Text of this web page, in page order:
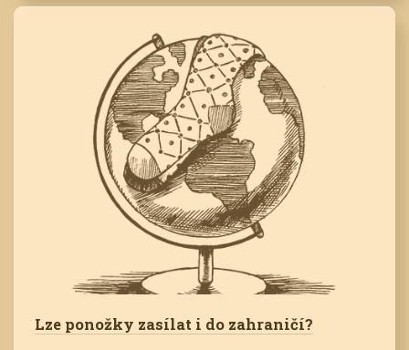
Lze ponožky zasílat i do zahraničí?